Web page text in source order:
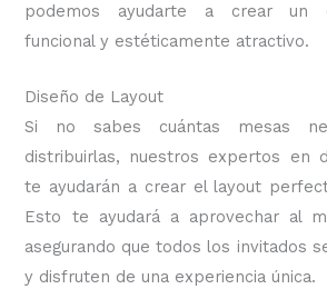
podemos ayudarte a crear un
funcional y estéticamente atractivo.
Diseño de Layout
Si no sabes cuántas mesas
distribuirlas, nuestros expertos en
te ayudarán a crear el layout
Esto te ayudará a aprovechar al
asegurando que todos los invitados
y disfruten de una experiencia única.